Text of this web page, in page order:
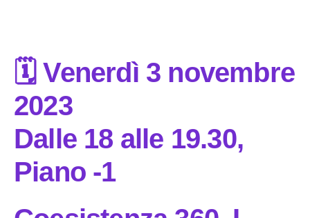
🗓️ Venerdì 3 novembre
2023
Dalle 18 alle 19.30,
Piano -1